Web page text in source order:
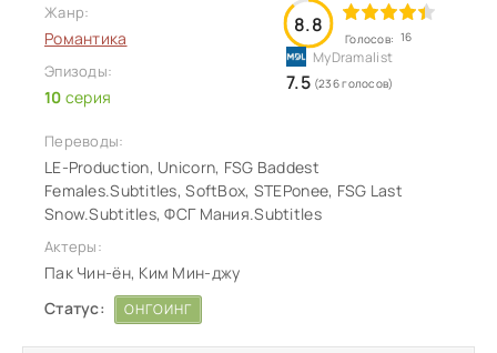
Жанр:
Романтика
Эпизоды:
10 серия
8.8
Голосов: 16
7.5 (236 голосов)
Переводы:
LE-Production, Unicorn, FSG Baddest
Females.Subtitles, SoftBox, STEPonee, FSG Last
Snow.Subtitles, ФСГ Мания.Subtitles
Актеры:
Пак Чин-ён, Ким Мин-джу
Статус:
ОНГОИНГ